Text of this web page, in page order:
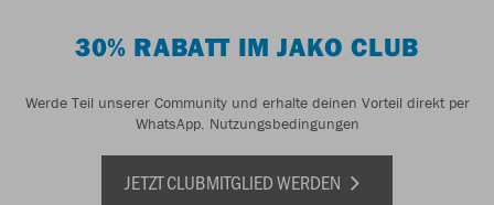
30% RABATT IM JAKO CLUB
Werde Teil unserer Community und erhalte deinen Vorteil direkt per
WhatsApp. Nutzungsbedingungen
JETZT CLUBMITGLIED WERDEN